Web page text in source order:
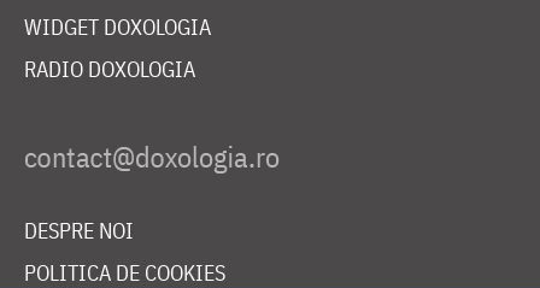
WIDGET DOXOLOGIA
RADIO DOXOLOGIA
DESPRE NOI
POLITICA DE COOKIES